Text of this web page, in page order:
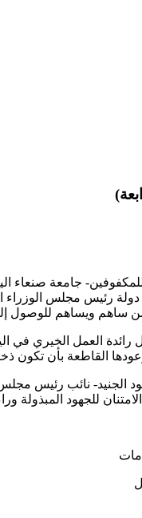
دولة رئيس مجلس
ساهم ويساهم للوصول
رائدة العمل الخيري
القاطعة بأن تكون
الجنيد- نائب رئيس
للجهود المبذولة